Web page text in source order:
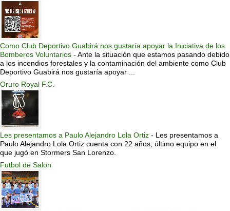
Como Club Deportivo Guabirá nos gustaría apoyar la Iniciativa de los
Bomberos Voluntarios - Ante la situación que estamos pasando debido
a los incendios forestales y la contaminación del ambiente como Club
Deportivo Guabirá nos gustaría apoyar ...
Oruro Royal F.C.
Les presentamos a Paulo Alejandro Lola Ortiz - Les presentamos a
Paulo Alejandro Lola Ortiz cuenta con 22 años, último equipo en el
que jugó en Stormers San Lorenzo.
Futbol de Salon